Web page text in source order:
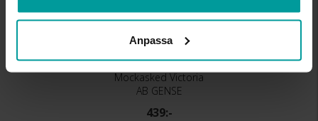
Anpassa
Mockasked Victoria
AB GENSE
439:-